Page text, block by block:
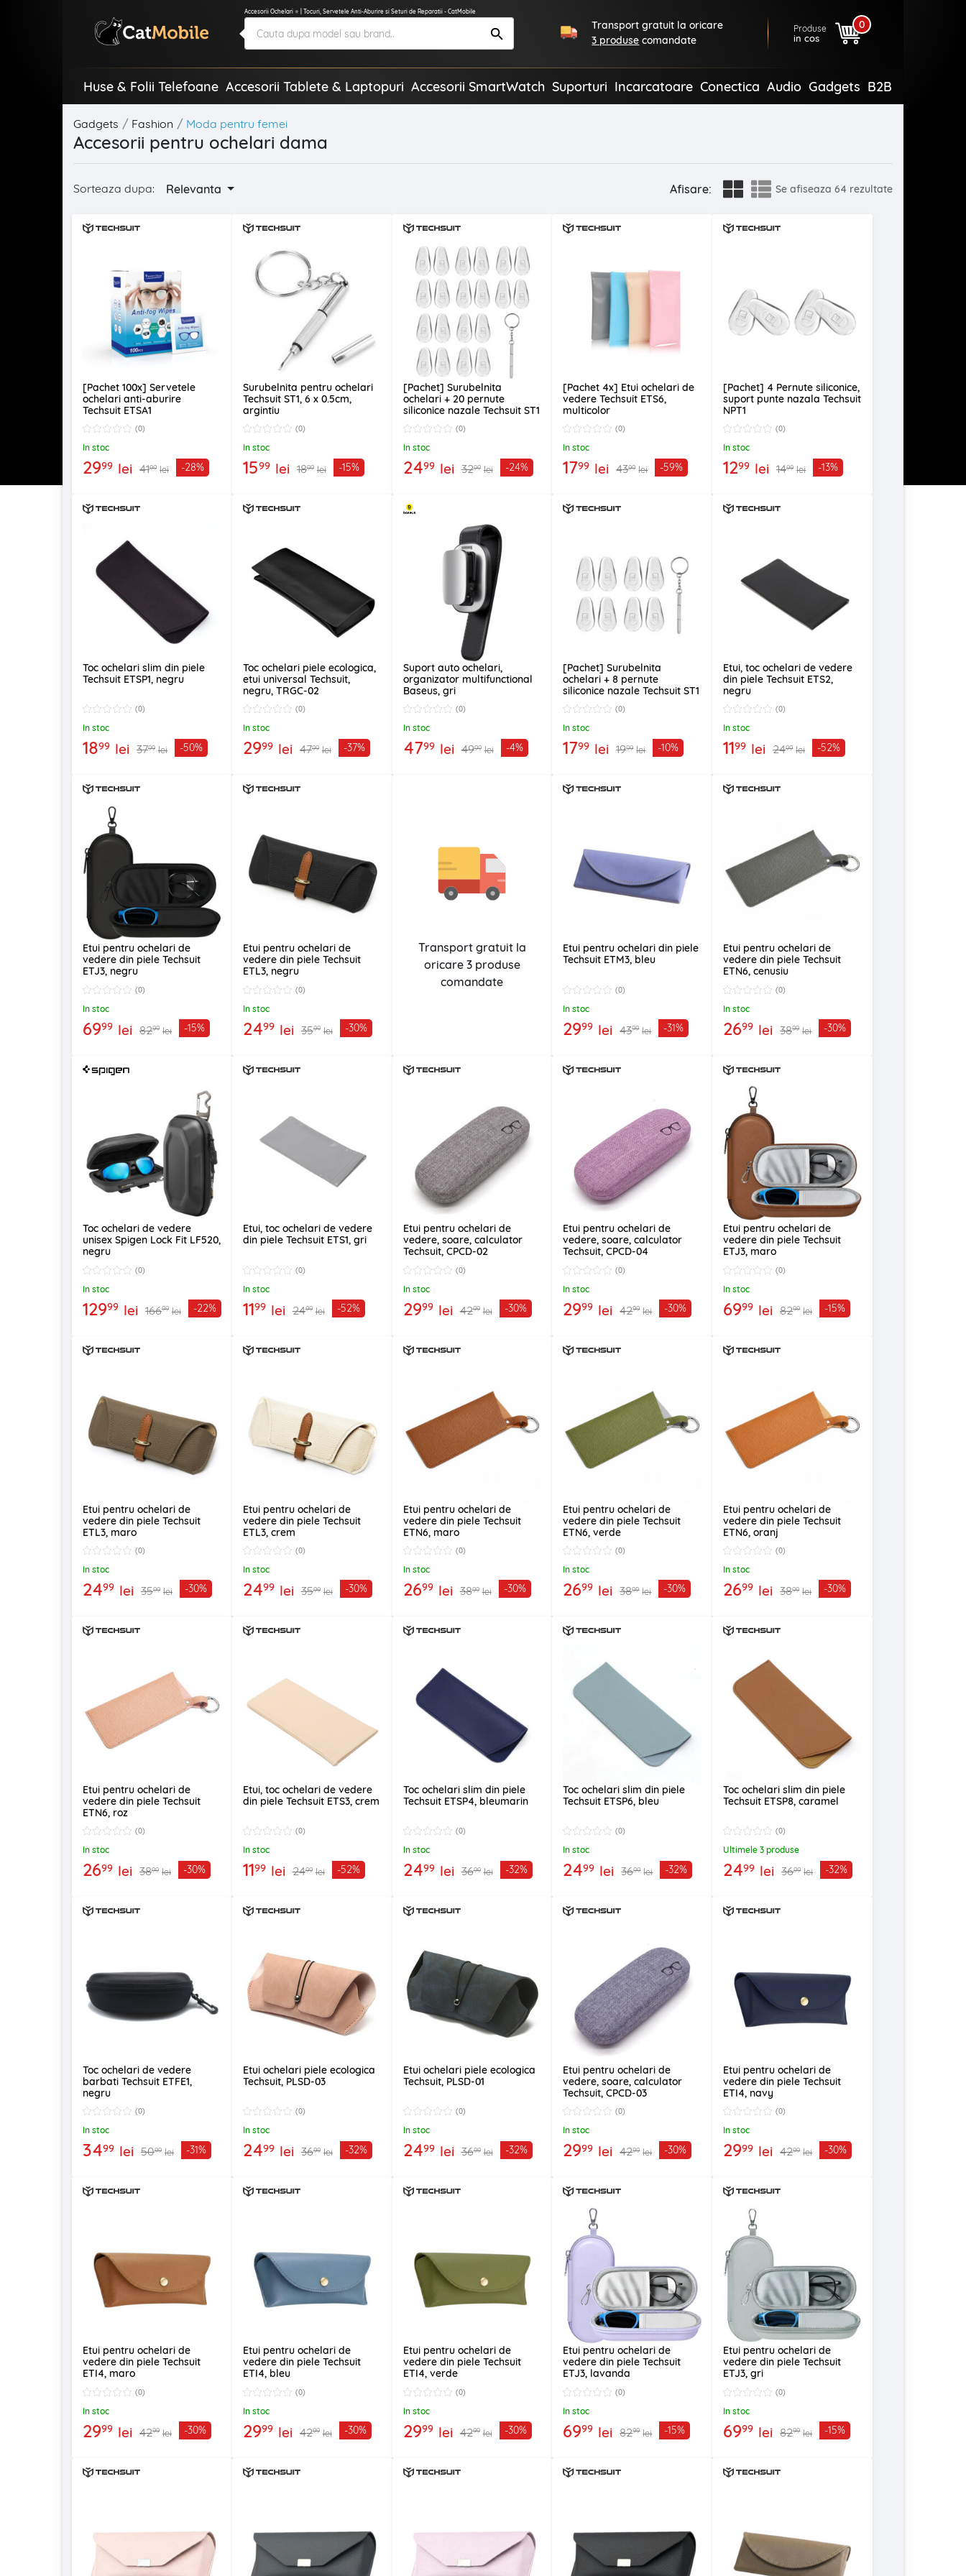
Accesorii Ochelari ⭐ | Tocuri, Servetele Anti-Aburire si Seturi de Reparatii - CatMobile
Transport gratuit la oricare
3 produse comandate
Produse
in cos
0
Huse & Folii Telefoane Accesorii Tablete & Laptopuri Accesorii SmartWatch Suporturi Incarcatoare Conectica Audio Gadgets B2B
Gadgets Fashion Moda pentru femei
Accesorii pentru ochelari dama
Sorteaza dupa: Relevanta Afisare: Se afiseaza 64 rezultate
[Pachet 100x] Servetele
ochelari anti-aburire
Techsuit ETSA1
(0)
In stoc
2999 lei 4199 lei -28%
Surubelnita pentru ochelari
Techsuit ST1, 6 x 0.5cm,
argintiu
(0)
In stoc
1599 lei 1899 lei -15%
[Pachet] Surubelnita
ochelari + 20 pernute
siliconice nazale Techsuit ST1
(0)
In stoc
2499 lei 3299 lei -24%
[Pachet 4x] Etui ochelari de
vedere Techsuit ETS6,
multicolor
(0)
In stoc
1799 lei 4399 lei -59%
[Pachet] 4 Pernute siliconice,
suport punte nazala Techsuit
NPT1
(0)
In stoc
1299 lei 1499 lei -13%
Toc ochelari slim din piele
Techsuit ETSP1, negru
(0)
In stoc
1899 lei 3799 lei -50%
Toc ochelari piele ecologica,
etui universal Techsuit,
negru, TRGC-02
(0)
In stoc
2999 lei 4799 lei -37%
Suport auto ochelari,
organizator multifunctional
Baseus, gri
(0)
In stoc
4799 lei 4999 lei -4%
[Pachet] Surubelnita
ochelari + 8 pernute
siliconice nazale Techsuit ST1
(0)
In stoc
1799 lei 1999 lei -10%
Etui, toc ochelari de vedere
din piele Techsuit ETS2,
negru
(0)
In stoc
1199 lei 2499 lei -52%
Etui pentru ochelari de
vedere din piele Techsuit
ETJ3, negru
(0)
In stoc
6999 lei 8299 lei -15%
Etui pentru ochelari de
vedere din piele Techsuit
ETL3, negru
(0)
In stoc
2499 lei 3599 lei -30%
Transport gratuit la
oricare 3 produse
comandate
Etui pentru ochelari din piele
Techsuit ETM3, bleu
(0)
In stoc
2999 lei 4399 lei -31%
Etui pentru ochelari de
vedere din piele Techsuit
ETN6, cenusiu
(0)
In stoc
2699 lei 3899 lei -30%
Toc ochelari de vedere
unisex Spigen Lock Fit LF520,
negru
(0)
In stoc
12999 lei 16699 lei -22%
Etui, toc ochelari de vedere
din piele Techsuit ETS1, gri
(0)
In stoc
1199 lei 2499 lei -52%
Etui pentru ochelari de
vedere, soare, calculator
Techsuit, CPCD-02
(0)
In stoc
2999 lei 4299 lei -30%
Etui pentru ochelari de
vedere, soare, calculator
Techsuit, CPCD-04
(0)
In stoc
2999 lei 4299 lei -30%
Etui pentru ochelari de
vedere din piele Techsuit
ETJ3, maro
(0)
In stoc
6999 lei 8299 lei -15%
Etui pentru ochelari de
vedere din piele Techsuit
ETL3, maro
(0)
In stoc
2499 lei 3599 lei -30%
Etui pentru ochelari de
vedere din piele Techsuit
ETL3, crem
(0)
In stoc
2499 lei 3599 lei -30%
Etui pentru ochelari de
vedere din piele Techsuit
ETN6, maro
(0)
In stoc
2699 lei 3899 lei -30%
Etui pentru ochelari de
vedere din piele Techsuit
ETN6, verde
(0)
In stoc
2699 lei 3899 lei -30%
Etui pentru ochelari de
vedere din piele Techsuit
ETN6, oranj
(0)
In stoc
2699 lei 3899 lei -30%
Etui pentru ochelari de
vedere din piele Techsuit
ETN6, roz
(0)
In stoc
2699 lei 3899 lei -30%
Etui, toc ochelari de vedere
din piele Techsuit ETS3, crem
(0)
In stoc
1199 lei 2499 lei -52%
Toc ochelari slim din piele
Techsuit ETSP4, bleumarin
(0)
In stoc
2499 lei 3699 lei -32%
Toc ochelari slim din piele
Techsuit ETSP6, bleu
(0)
In stoc
2499 lei 3699 lei -32%
Toc ochelari slim din piele
Techsuit ETSP8, caramel
(0)
Ultimele 3 produse
2499 lei 3699 lei -32%
Toc ochelari de vedere
barbati Techsuit ETFE1,
negru
(0)
In stoc
3499 lei 5099 lei -31%
Etui ochelari piele ecologica
Techsuit, PLSD-03
(0)
In stoc
2499 lei 3699 lei -32%
Etui ochelari piele ecologica
Techsuit, PLSD-01
(0)
In stoc
2499 lei 3699 lei -32%
Etui pentru ochelari de
vedere, soare, calculator
Techsuit, CPCD-03
(0)
In stoc
2999 lei 4299 lei -30%
Etui pentru ochelari de
vedere din piele Techsuit
ETI4, navy
(0)
In stoc
2999 lei 4299 lei -30%
Etui pentru ochelari de
vedere din piele Techsuit
ETI4, maro
(0)
In stoc
2999 lei 4299 lei -30%
Etui pentru ochelari de
vedere din piele Techsuit
ETI4, bleu
(0)
In stoc
2999 lei 4299 lei -30%
Etui pentru ochelari de
vedere din piele Techsuit
ETI4, verde
(0)
In stoc
2999 lei 4299 lei -30%
Etui pentru ochelari de
vedere din piele Techsuit
ETJ3, lavanda
(0)
In stoc
6999 lei 8299 lei -15%
Etui pentru ochelari de
vedere din piele Techsuit
ETJ3, gri
(0)
In stoc
6999 lei 8299 lei -15%